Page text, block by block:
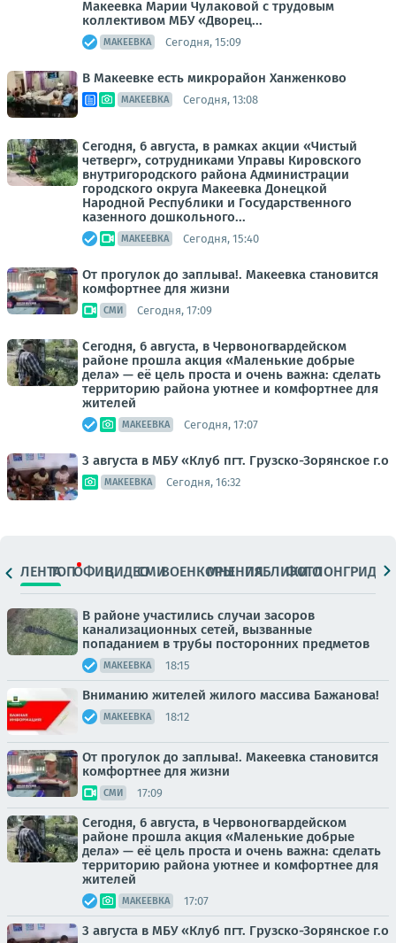
Макеевка Марии Чулаковой с трудовым
коллективом МБУ «Дворец...
МАКЕЕВКА Сегодня, 15:09
В Макеевке есть микрорайон Ханженково
МАКЕЕВКА Сегодня, 13:08
Сегодня, 6 августа, в рамках акции «Чистый
четверг», сотрудниками Управы Кировского
внутригородского района Администрации
городского округа Макеевка Донецкой
Народной Республики и Государственного
казенного дошкольного...
МАКЕЕВКА Сегодня, 15:40
От прогулок до заплыва!. Макеевка становится
комфортнее для жизни
СМИ Сегодня, 17:09
Сегодня, 6 августа, в Червоногвардейском
районе прошла акция «Маленькие добрые
дела» — её цель проста и очень важна: сделать
территорию района уютнее и комфортнее для
жителей
МАКЕЕВКА Сегодня, 17:07
3 августа в МБУ «Клуб пгт. Грузско-Зорянское г.о
МАКЕЕВКА Сегодня, 16:32
ЛЕНТАТОПОФИЦ.ВИДЕОСМИВОЕНКОРЫМНЕНИЯПАБЛИКИ
ФОТОЛОНГРИДЫ
В районе участились случаи засоров
канализационных сетей, вызванные
попаданием в трубы посторонних предметов
МАКЕЕВКА 18:15
Вниманию жителей жилого массива Бажанова!
МАКЕЕВКА 18:12
От прогулок до заплыва!. Макеевка становится
комфортнее для жизни
СМИ 17:09
Сегодня, 6 августа, в Червоногвардейском
районе прошла акция «Маленькие добрые
дела» — её цель проста и очень важна: сделать
территорию района уютнее и комфортнее для
жителей
МАКЕЕВКА 17:07
3 августа в МБУ «Клуб пгт. Грузско-Зорянское г.о